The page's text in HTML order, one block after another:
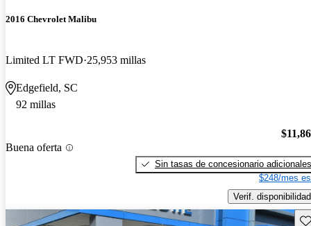
2016 Chevrolet Malibu
Limited LT FWD 25,953 millas
Edgefield, SC
92 millas
Buena oferta
Sin tasas de concesionario adicionales
$248/mes
Verif. disponibilidad